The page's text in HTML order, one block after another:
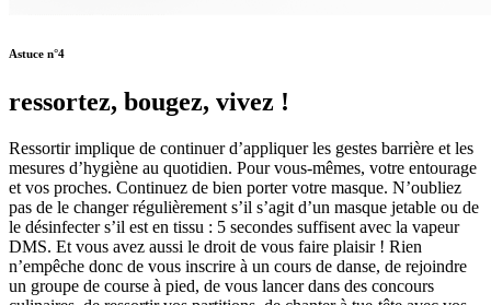
Astuce n°4
ressortez, bougez, vivez !
Ressortir implique de continuer d’appliquer les gestes barrière et les
mesures d’hygiène au quotidien. Pour vous-mêmes, votre entourage
et vos proches. Continuez de bien porter votre masque. N’oubliez
pas de le changer régulièrement s’il s’agit d’un masque jetable ou de
le désinfecter s’il est en tissu : 5 secondes suffisent avec la vapeur
DMS. Et vous avez aussi le droit de vous faire plaisir ! Rien
n’empêche donc de vous inscrire à un cours de danse, de rejoindre
un groupe de course à pied, de vous lancer dans des concours